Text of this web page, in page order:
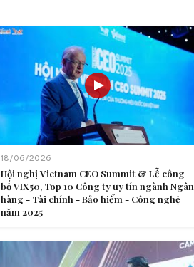
18/06/2026
Hội nghị Vietnam CEO Summit & Lễ công
bố VIX50, Top 10 Công ty uy tín ngành Ngân
hàng - Tài chính - Bảo hiểm - Công nghệ
năm 2025